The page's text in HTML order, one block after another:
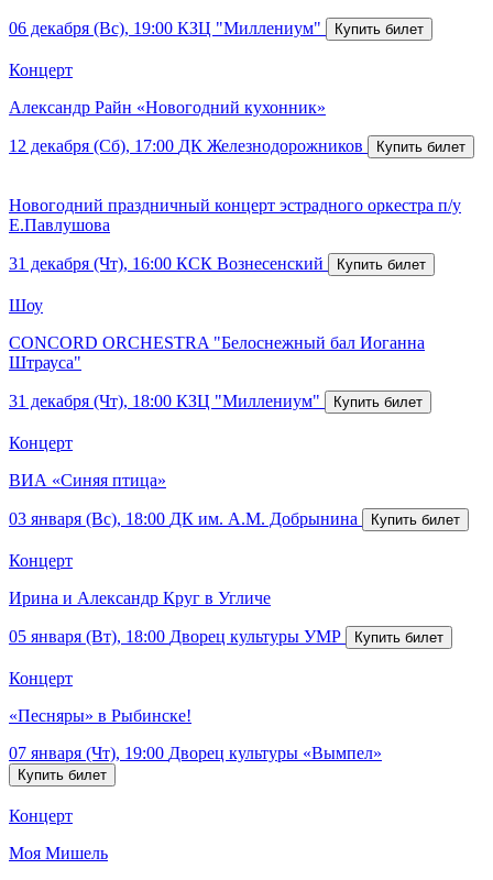
06 декабря (Вс), 19:00 КЗЦ "Миллениум"
Концерт
Александр Райн «Новогодний кухонник»
12 декабря (Сб), 17:00 ДК Железнодорожников
Новогодний праздничный концерт эстрадного оркестра п/у
Е.Павлушова
31 декабря (Чт), 16:00 КСК Вознесенский
Шоу
CONCORD ORCHESTRA "Белоснежный бал Иоганна
Штрауса"
31 декабря (Чт), 18:00 КЗЦ "Миллениум"
Концерт
ВИА «Синяя птица»
03 января (Вс), 18:00 ДК им. А.М. Добрынина
Концерт
Ирина и Александр Круг в Угличе
05 января (Вт), 18:00 Дворец культуры УМР
Концерт
«Песняры» в Рыбинске!
07 января (Чт), 19:00 Дворец культуры «Вымпел»
Концерт
Моя Мишель